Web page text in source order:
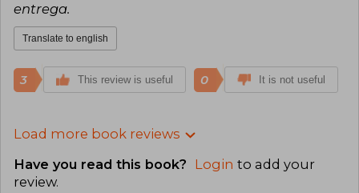
entrega.
Translate to english
3 This review is useful 0 It is not useful
Load more book reviews
Have you read this book? Login to add your
review.